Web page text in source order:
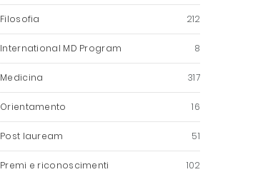
Filosofia 212
International MD Program 8
Medicina 317
Orientamento 16
Post lauream 51
Premi e riconoscimenti 102